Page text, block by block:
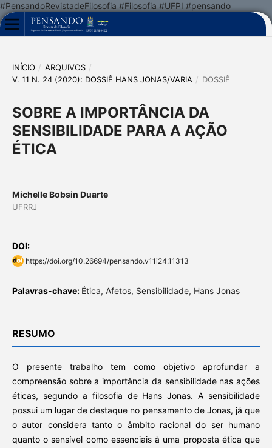
#PensandoRevistadeFilosofia #Filosofia #UFPI #pensando
INÍCIO / ARQUIVOS /
V. 11 N. 24 (2020): DOSSIÊ HANS JONAS/VARIA / DOSSIÊ
SOBRE A IMPORTÂNCIA DA
SENSIBILIDADE PARA A AÇÃO
ÉTICA
Michelle Bobsin Duarte
UFRRJ
DOI:
https://doi.org/10.26694/pensando.v11i24.11313
Palavras-chave: Ética, Afetos, Sensibilidade, Hans Jonas
RESUMO
O presente trabalho tem como objetivo aprofundar a
compreensão sobre a importância da sensibilidade nas ações
éticas, segundo a filosofia de Hans Jonas. A sensibilidade
possui um lugar de destaque no pensamento de Jonas, já que
o autor considera tanto o âmbito racional do ser humano
quanto o sensível como essenciais à uma proposta ética que